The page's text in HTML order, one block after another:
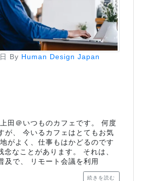
By Human Design Japan
田＠いつものカフェです。 何度
が、 今いるカフェはとてもお気
がよく、仕事もはかどるのです
念なことがあります。 それは、
及で、 リモート会議を利用
続きを読む